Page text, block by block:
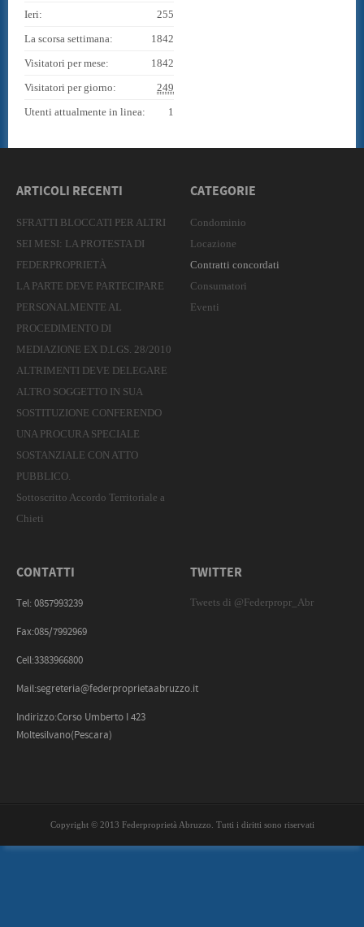
255
Ieri:
1842
La scorsa settimana:
1842
Visitatori per mese:
249
Visitatori per giorno:
1
Utenti attualmente in linea:
ARTICOLI RECENTI
SFRATTI BLOCCATI PER ALTRI
SEI MESI: LA PROTESTA DI
FEDERPROPRIETÀ
LA PARTE DEVE PARTECIPARE
PERSONALMENTE AL
PROCEDIMENTO DI
MEDIAZIONE EX D.LGS. 28/2010
ALTRIMENTI DEVE DELEGARE
ALTRO SOGGETTO IN SUA
SOSTITUZIONE CONFERENDO
UNA PROCURA SPECIALE
SOSTANZIALE CON ATTO
PUBBLICO.
Sottoscritto Accordo Territoriale a
Chieti
CATEGORIE
Condominio
Locazione
Contratti concordati
Consumatori
Eventi
CONTATTI
Tel: 0857993239
Fax:085/7992969
Cell:3383966800
Mail:segreteria@federproprietaabruzzo.it
Indirizzo:Corso Umberto I 423
Moltesilvano(Pescara)
TWITTER
Tweets di @Federpropr_Abr
Copyright © 2013 Federproprietà Abruzzo. Tutti i diritti sono riservati